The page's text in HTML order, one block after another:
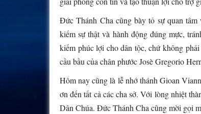
Đức Thánh Cha cũng bày tỏ sự quan
kiếm sự thật và hành động đúng mực,
kiếm phúc lợi cho dân tộc, chứ không
cầu bầu của chân phước Josè Gregorio
Hôm nay cũng là lễ nhớ thánh Gioan
ơn đến tất cả các cha sở. Với lòng nhiệt
Dân Chúa. Đức Thánh Cha cũng mời gọi